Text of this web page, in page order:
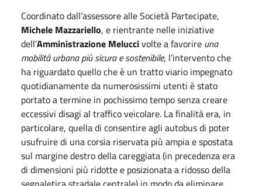
Coordinato dall’assessore alle Società Partecipate,
Michele Mazzariello, e rientrante nelle iniziative
dell’Amministrazione Meluccivolte a favorire una
mobilità urbana più sicura e sostenibile, l’intervento che
ha riguardato quello che è un tratto viario impegnato
quotidianamente da numerosissimi utenti è stato
portato a termine in pochissimo tempo senza creare
eccessivi disagi al traffico veicolare. La finalità era, in
particolare, quella di consentire agli autobus di poter
usufruire di una corsia riservata più ampia e spostata
sul margine destro della careggiata (in precedenza era
di dimensioni più ridotte e posizionata a ridosso della